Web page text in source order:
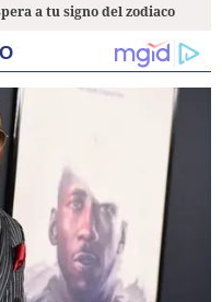
a tu signo del zodiaco